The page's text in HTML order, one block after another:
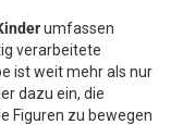
umfassen
verarbeitete
ist weit mehr als nur
dazu ein, die
Figuren zu bewegen